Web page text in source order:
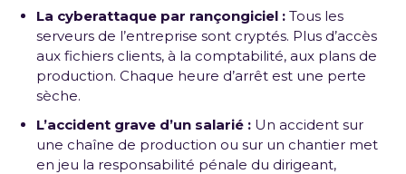
La cyberattaque par rançongiciel : Tous les
serveurs de l’entreprise sont cryptés. Plus d’accès
aux fichiers clients, à la comptabilité, aux plans de
production. Chaque heure d’arrêt est une perte
sèche.
L’accident grave d’un salarié : Un accident sur
une chaîne de production ou sur un chantier met
en jeu la responsabilité pénale du dirigeant,